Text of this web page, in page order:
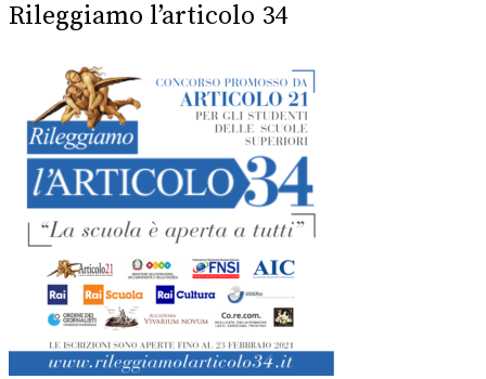
Rileggiamo l’articolo 34